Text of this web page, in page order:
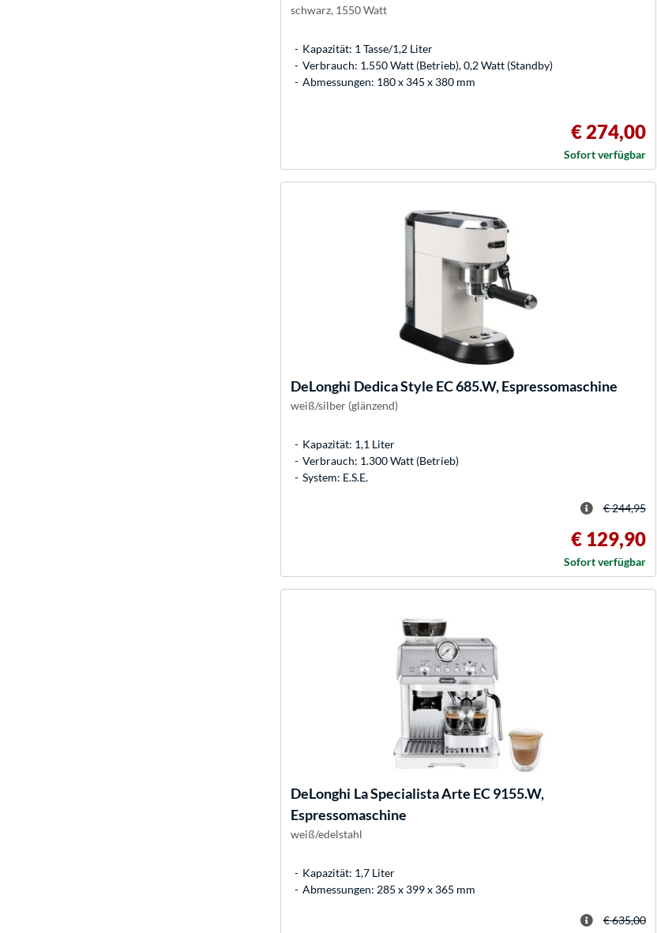
schwarz, 1550 Watt
Kapazität: 1 Tasse/1,2 Liter
Verbrauch: 1.550 Watt (Betrieb), 0,2 Watt (Standby)
Abmessungen: 180 x 345 x 380 mm
€ 274,00
Sofort verfügbar
DeLonghi Dedica Style EC 685.W, Espressomaschine
weiß/silber (glänzend)
Kapazität: 1,1 Liter
Verbrauch: 1.300 Watt (Betrieb)
System: E.S.E.
€ 244,95
€ 129,90
Sofort verfügbar
DeLonghi La Specialista Arte EC 9155.W,
Espressomaschine
weiß/edelstahl
Kapazität: 1,7 Liter
Abmessungen: 285 x 399 x 365 mm
€ 635,00